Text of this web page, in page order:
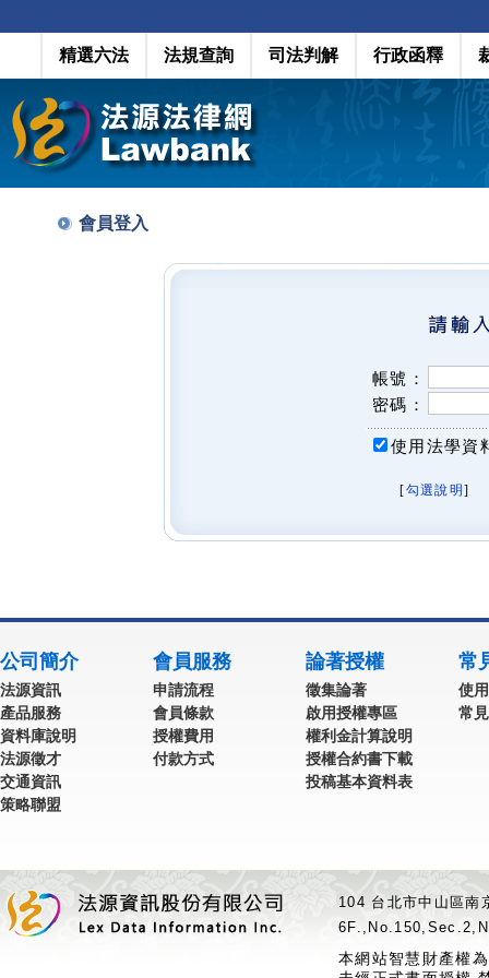
精選六法 法規查詢 司法判解 行政函釋
會員登入
帳號：
密碼：
使用法學資
[勾選說明 ]
公司簡介
法源資訊
產品服務
資料庫說明
法源徵才
交通資訊
策略聯盟
會員服務
申請流程
會員條款
授權費用
付款方式
論著授權
徵集論著
啟用授權專區
權利金計算說明
授權合約書下載
投稿基本資料表
常
使
常
104 台北市中山區
本網站智慧財產權